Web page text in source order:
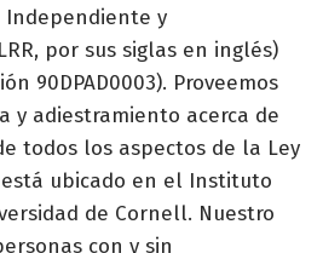
Independiente y
por sus siglas en inglés)
90DPAD0003). Proveemos
y adiestramiento acerca de
todos los aspectos de la Ley
está ubicado en el Instituto
de Cornell. Nuestro
con y sin